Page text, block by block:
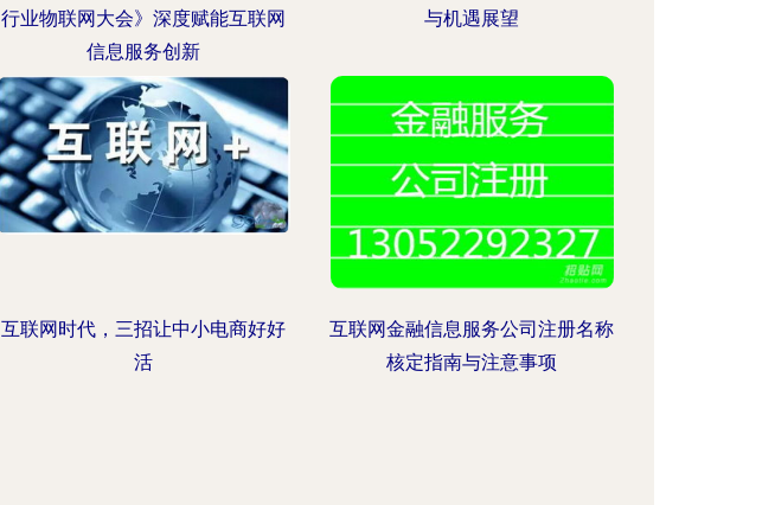
行业物联网大会》深度赋能互联网
信息服务创新
与机遇展望
互联网时代，三招让中小电商好好
活
互联网金融信息服务公司注册名称
核定指南与注意事项